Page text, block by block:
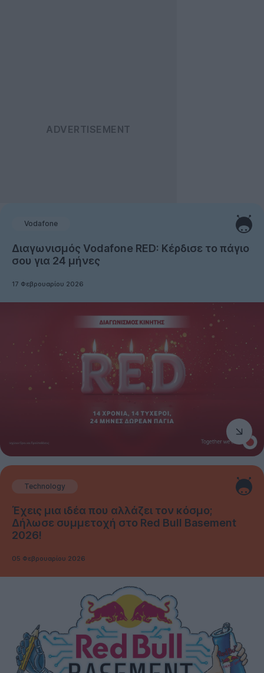
Vodafone
Διαγωνισμός Vodafone RED: Κέρδισε το πάγιο
σου για 24 μήνες
17 Φεβρουαρίου 2026
Technology
Έχεις μια ιδέα που αλλάζει τον κόσμο;
Δήλωσε συμμετοχή στο Red Bull Basement
2026!
05 Φεβρουαρίου 2026